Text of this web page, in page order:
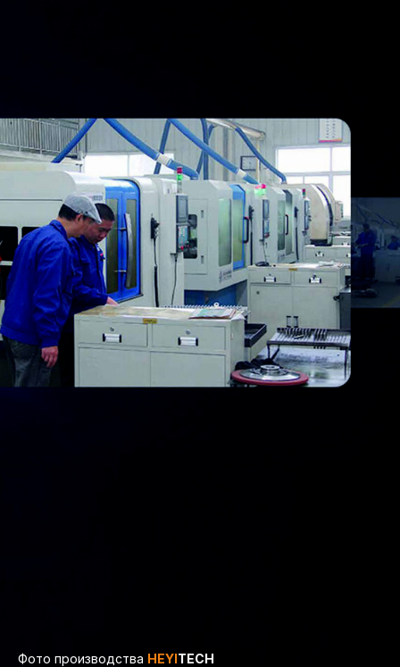
Фото производства HEYITECH